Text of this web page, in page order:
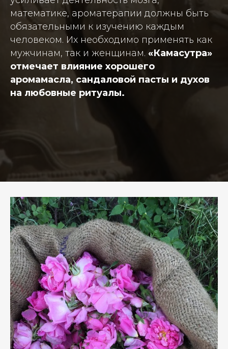
математике, ароматерапии должны быть
обязательными к изучению каждым
человеком. Их необходимо применять как
мужчинам, так и женщинам. «Камасутра»
отмечает влияние хорошего
аромамасла, сандаловой пасты и духов
на любовные ритуалы.